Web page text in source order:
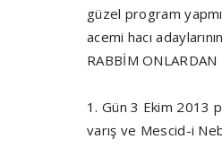
güzel program
acemi hacı
RABBİM
1. Gün 3 Ekim 2013
varış ve Mescid-i